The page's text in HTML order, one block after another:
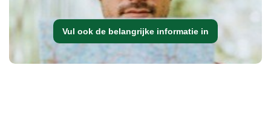
Vul ook de belangrijke informatie in